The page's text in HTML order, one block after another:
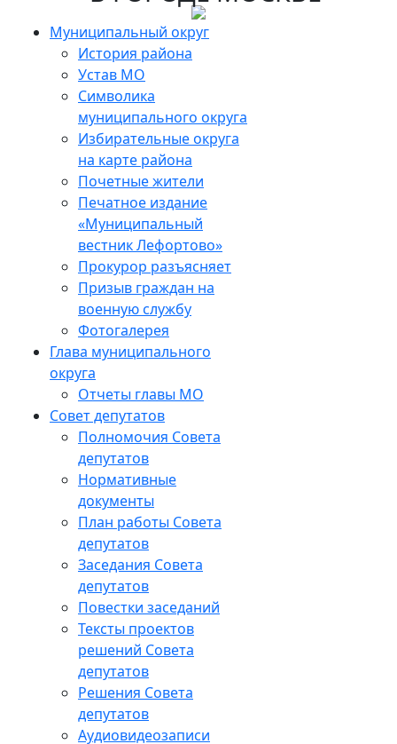
Муниципальный округ
История района
Устав МО
Символика
муниципального округа
Избирательные округа
на карте района
Почетные жители
Печатное издание
«Муниципальный
вестник Лефортово»
Прокурор разъясняет
Призыв граждан на
военную службу
Фотогалерея
Глава муниципального
округа
Отчеты главы МО
Совет депутатов
Полномочия Совета
депутатов
Нормативные
документы
План работы Совета
депутатов
Заседания Cовета
депутатов
Повестки заседаний
Тексты проектов
решений Совета
депутатов
Решения Совета
депутатов
Аудиовидеозаписи